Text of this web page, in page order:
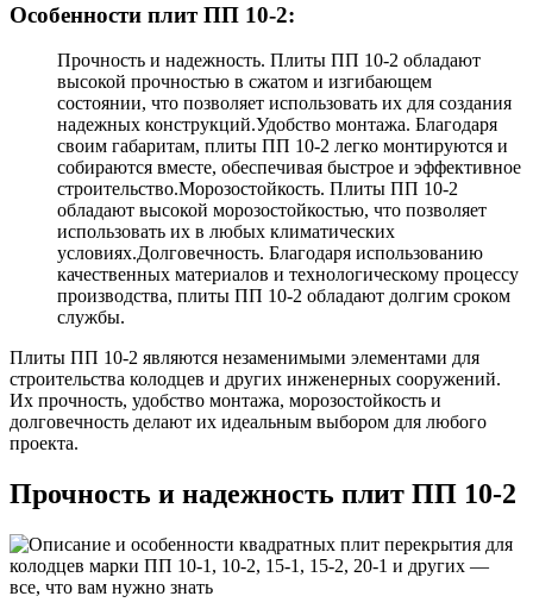
Особенности плит ПП 10-2:
Прочность и надежность. Плиты ПП 10-2 обладают
высокой прочностью в сжатом и изгибающем
состоянии, что позволяет использовать их для создания
надежных конструкций.Удобство монтажа. Благодаря
своим габаритам, плиты ПП 10-2 легко монтируются и
собираются вместе, обеспечивая быстрое и эффективное
строительство.Морозостойкость. Плиты ПП 10-2
обладают высокой морозостойкостью, что позволяет
использовать их в любых климатических
условиях.Долговечность. Благодаря использованию
качественных материалов и технологическому процессу
производства, плиты ПП 10-2 обладают долгим сроком
службы.
Плиты ПП 10-2 являются незаменимыми элементами для
строительства колодцев и других инженерных сооружений.
Их прочность, удобство монтажа, морозостойкость и
долговечность делают их идеальным выбором для любого
проекта.
Прочность и надежность плит ПП 10-2